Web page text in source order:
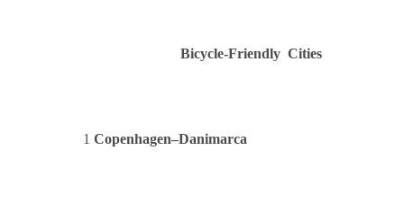
Bicycle-Friendly Cities
1 Copenhagen–Danimarca